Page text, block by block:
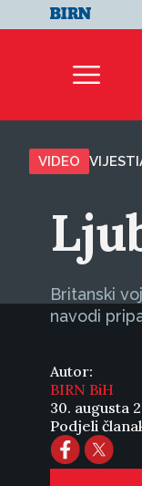
VIDEO VIJESTI
Britanski
navodi
Autor:
BIRN BiH
30. augusta
Podjeli